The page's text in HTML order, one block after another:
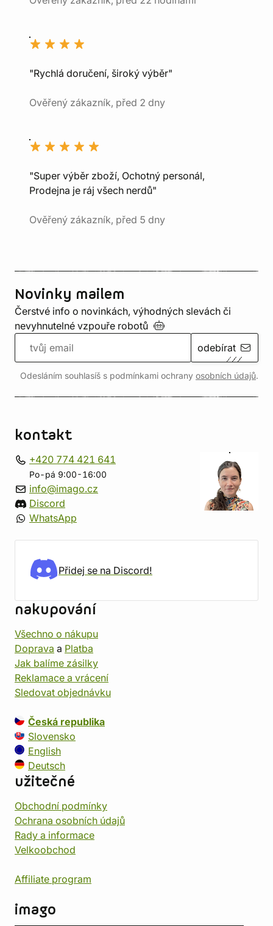
"Rychlá doručení, široký výběr"
Ověřený zákazník, před 2 dny
"Super výběr zboží, Ochotný personál,
Prodejna je ráj všech nerdů"
Ověřený zákazník, před 5 dny
Novinky mailem
Čerstvé info o novinkách, výhodných slevách či
nevyhnutelné vzpouře robotů
odebírat
Odesláním souhlasíš s podmínkami ochrany osobních údajů.
kontakt
+420 774 421 641
Po-pá 9:00-16:00
info@imago.cz
Discord
WhatsApp
Přidej se na Discord!
nakupování
Všechno o nákupu
Doprava a Platba
Jak balíme zásilky
Reklamace a vrácení
Sledovat objednávku
Česká republika
Slovensko
English
Deutsch
užitečné
Obchodní podmínky
Ochrana osobních údajů
Rady a informace
Velkoobchod
Affiliate program
imago